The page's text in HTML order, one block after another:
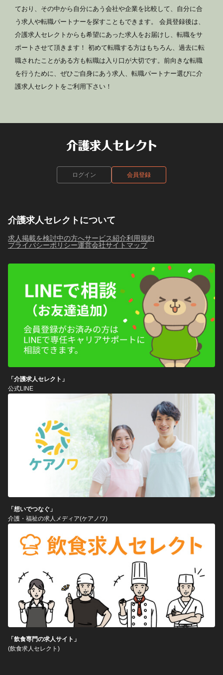
ており、その中から自分にあう会社や企業を比較して、自分に合
う求人や転職パートナーを探すこともできます。 会員登録後は、
介護求人セレクトからも希望にあった求人をお届けし、転職をサ
ポートさせて頂きます！ 初めて転職する方はもちろん、過去に転
職されたことがある方も転職は入り口が大切です。前向きな転職
を行うために、ぜひご自身にあう求人、転職パートナー選びに介
護求人セレクトをご利用下さい！
ログイン 会員登録
介護求人セレクトについて
求人掲載を検討中の方へサービス紹介利用規約
プライバシーポリシー運営会社サイトマップ
「介護求人セレクト」
公式LINE
「想いでつなぐ」
介護・福祉の求人メディア(ケアノワ)
「飲食専門の求人サイト」
(飲食求人セレクト)